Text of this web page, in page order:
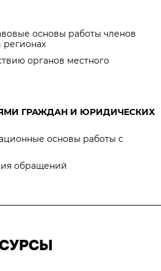
основы работы членов
регионах
органов местного
ГРАЖДАН И ЮРИДИЧЕСКИХ
основы работы с
обращений